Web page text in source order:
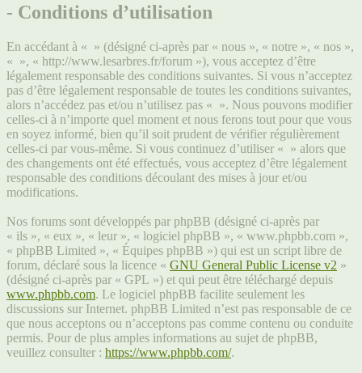
- Conditions d’utilisation
En accédant à « » (désigné ci-après par « nous », « notre », « nos »,
« », « http://www.lesarbres.fr/forum »), vous acceptez d’être
légalement responsable des conditions suivantes. Si vous n’acceptez
pas d’être légalement responsable de toutes les conditions suivantes,
alors n’accédez pas et/ou n’utilisez pas « ». Nous pouvons modifier
celles-ci à n’importe quel moment et nous ferons tout pour que vous
en soyez informé, bien qu’il soit prudent de vérifier régulièrement
celles-ci par vous-même. Si vous continuez d’utiliser « » alors que
des changements ont été effectués, vous acceptez d’être légalement
responsable des conditions découlant des mises à jour et/ou
modifications.
Nos forums sont développés par phpBB (désigné ci-après par
« ils », « eux », « leur », « logiciel phpBB », « www.phpbb.com »,
« phpBB Limited », « Équipes phpBB ») qui est un script libre de
forum, déclaré sous la licence « GNU General Public License v2 »
(désigné ci-après par « GPL ») et qui peut être téléchargé depuis
www.phpbb.com. Le logiciel phpBB facilite seulement les
discussions sur Internet. phpBB Limited n’est pas responsable de ce
que nous acceptons ou n’acceptons pas comme contenu ou conduite
permis. Pour de plus amples informations au sujet de phpBB,
veuillez consulter : https://www.phpbb.com/.